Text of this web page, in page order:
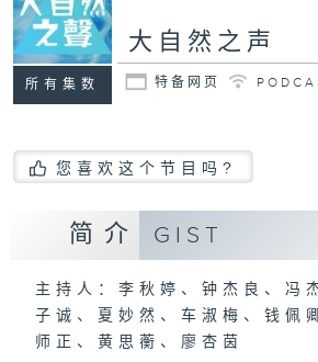
所有集数
大自然之声
特备网页
您喜欢这个节目吗?
简介 GIST
主持人：李秋婷、钟杰良、冯
子诚、夏妙然、车淑梅、钱佩
师正、黄思蘅、廖杏茵